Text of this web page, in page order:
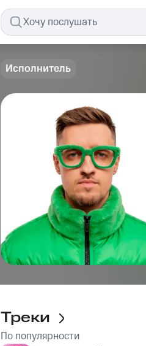
Исполнитель
Треки
По популярности